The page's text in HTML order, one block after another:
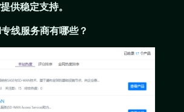
供稳定支持。
线服务商有哪些？